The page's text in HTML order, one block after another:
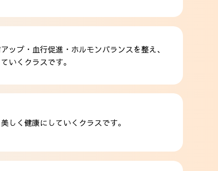
ップ・血行促進・ホルモンバランスを整え、
いくクラスです。
しく健康にしていくクラスです。